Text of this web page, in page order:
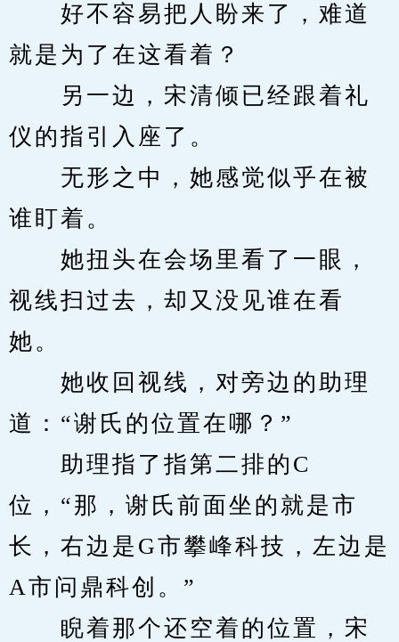
好不容易把人盼来了，难道
就是为了在这看着？
另一边，宋清倾已经跟着礼
仪的指引入座了。
无形之中，她感觉似乎在被
谁盯着。
她扭头在会场里看了一眼，
视线扫过去，却又没见谁在看
她。
她收回视线，对旁边的助理
道：“谢氏的位置在哪？”
助理指了指第二排的C
位，“那，谢氏前面坐的就是市
长，右边是G市攀峰科技，左边是
A市问鼎科创。”
睨着那个还空着的位置，宋